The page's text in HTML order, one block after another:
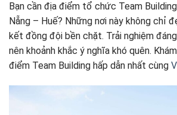
Bạn cần địa điểm tổ chức Team
Nẵng – Huế? Những nơi này không chỉ
kết đồng đội bền chặt. Trải nghiệm
nên khoảnh khắc ý nghĩa khó quên.
điểm Team Building hấp dẫn nhất cùng